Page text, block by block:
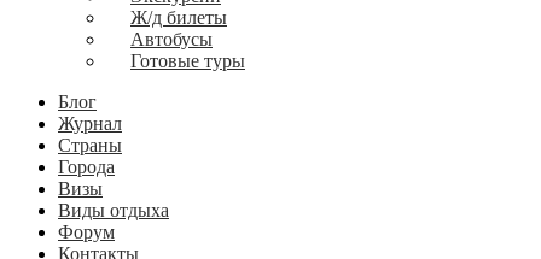
Ж/д билеты
Автобусы
Готовые туры
Блог
Журнал
Страны
Города
Визы
Виды отдыха
Форум
Контакты